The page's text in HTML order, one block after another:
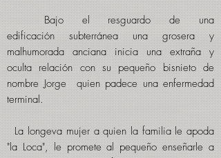
Bajo el resguardo de una
edificación subterránea una grosera y
malhumorada anciana inicia una extraña y
oculta relación con su pequeño bisnieto de
nombreJorgequienpadece una enfermedad
terminal.
La longeva mujer a quien la familia le apoda
"la Loca", le prometeal pequeño enseñarle a